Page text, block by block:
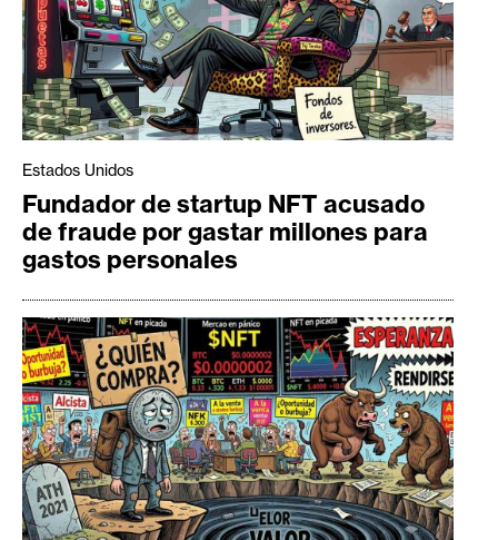
Estados Unidos
Fundador de startup NFT acusado
de fraude por gastar millones para
gastos personales